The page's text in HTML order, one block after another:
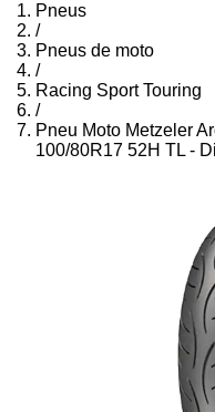
Pneus
/
Pneus de moto
/
Racing Sport Touring
/
Pneu Moto Metzeler
100/80R17 52H TL -